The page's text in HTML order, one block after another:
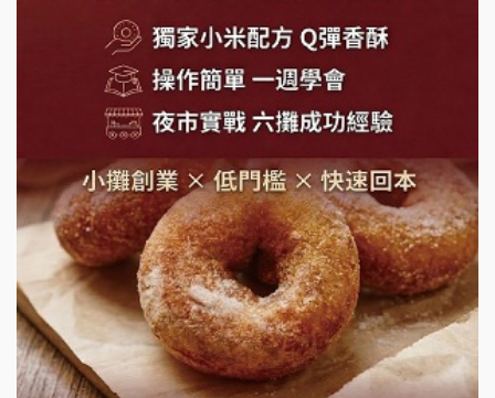
潮味決-湯滷專門店加盟說明會
鬍子茶加盟說明會
鮮茶道加盟說明會
微風亭鐵板燒加盟說明會
漫步藍咖啡加盟說明會
明石章魚燒加盟說明會
出櫃加盟說明會